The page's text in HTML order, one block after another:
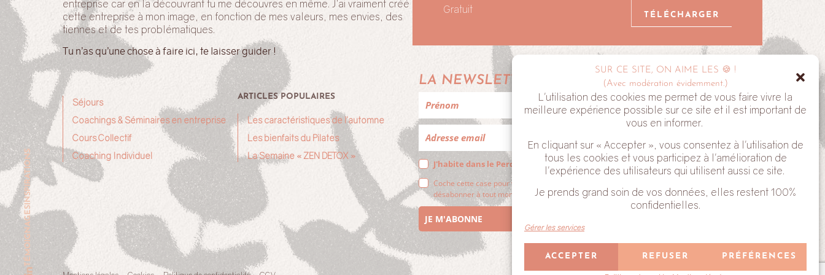
SUR CE SITE, ON AIME LES 🍪 !
(Avec modération évidemment.)
L'utilisation des cookies me permet de vous faire vivre la
meilleure expérience possible sur ce site et il est important de
vous en informer.
En cliquant sur « Accepter », vous consentez à l'utilisation de
tous les cookies et vous participez à l'amélioration de
l'expérience des utilisateurs qui utilisent aussi ce site.
Je prends grand soin de vos données, elles restent 100%
confidentielles.
Gérer les services
ACCEPTER REFUSER PRÉFÉRENCES
INSPIRATIONS
TÉMOIGNAGES
entreprise car en la découvrant tu me découvres en même. J’ai vraiment créé
cette entreprise à mon image, en fonction de mes valeurs, mes envies, des
tiennes et de tes problématiques.
Tu n’as qu’une chose à faire ici, te laisser guider !
Séjours
Coachings & Séminaires en entreprise
Cours Collectif
Coaching Individuel
ARTICLES POPULAIRES
Les caractéristiques de l’automne
Les bienfaits du Pilates
La Semaine « ZEN DETOX »
Gratuit TÉLÉCHARGER
LA NEWSLETTER ALYVE
J'habite dans le Perche
Coche cette case pour valider que tu acceptes de recevoir mes Newsletter. Tu peux te
désabonner à tout moment en cliquant sur le lien en bas de chaque email que tu reçois.
JE M'ABONNE